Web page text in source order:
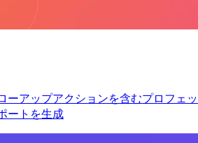
ーアップアクションを含むプロフェッ
ートを生成